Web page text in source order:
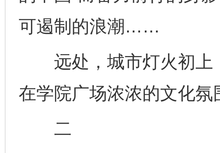
可遏制的浪潮……
远处，城市灯火初上
在学院广场浓浓的文化氛
二